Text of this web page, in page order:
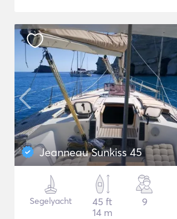
Jeanneau Sunkiss 45
Segelyacht
45 ft
14 m
9